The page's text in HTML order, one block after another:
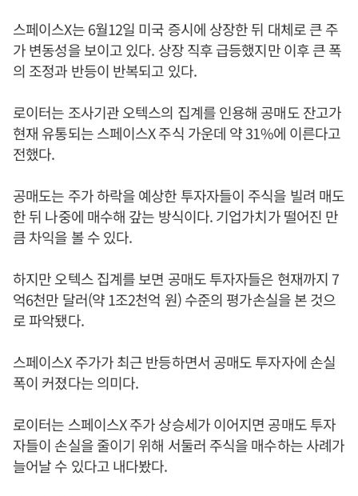
스페이스X는 6월12일 미국 증시에 상장한 뒤 대체로 큰 주
가 변동성을 보이고 있다. 상장 직후 급등했지만 이후 큰 폭
의 조정과 반등이 반복되고 있다.
로이터는 조사기관 오텍스의 집계를 인용해 공매도 잔고가
현재 유통되는 스페이스X 주식 가운데 약 31%에 이른다고
전했다.
공매도는 주가 하락을 예상한 투자자들이 주식을 빌려 매도
한 뒤 나중에 매수해 갚는 방식이다. 기업가치가 떨어진 만
큼 차익을 볼 수 있다.
하지만 오텍스 집계를 보면 공매도 투자자들은 현재까지 7
억6천만 달러(약 1조2천억 원) 수준의 평가손실을 본 것으
로 파악됐다.
스페이스X 주가가 최근 반등하면서 공매도 투자자에 손실
폭이 커졌다는 의미다.
로이터는 스페이스X 주가 상승세가 이어지면 공매도 투자
자들이 손실을 줄이기 위해 서둘러 주식을 매수하는 사례가
늘어날 수 있다고 내다봤다.